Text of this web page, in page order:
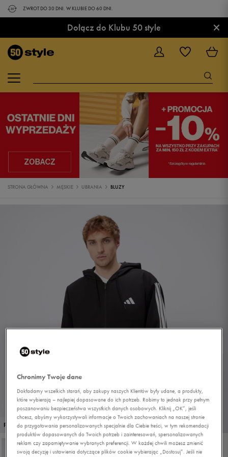
ZWROT DO 30 DNI. W KLUBIE DO 60 DNI.
Dołącz do Klubu 50 style ×
STRONA GŁÓWNA MĘSKIE UBRANIA BLUZY
PROMO: DO -30% 1/4
Chronimy Twoje dane
Dokładamy wszelkich starań, aby zakupy naszych Klientów były udane, a produkty,
które wybierają – najlepiej dopasowane do ich potrzeb. Robimy to jednak przy pełnym
poszanowaniu bezpieczeństwa wszystkich danych osobowych. Kliknij „OK”, jeśli
chcesz, abyśmy wykorzystywali informacje o Twoich zachowaniach na naszej stronie
do przygotowania personalizowanych specjalnie dla Ciebie treści, w tym rekomendacji
produktów dopasowanych do Twoich potrzeb i zainteresowań, spersonalizowanych
reklam czy zapamiętywanie wybranych preferencji. W każdej chwili możesz zmienić
swoją decyzję i ustawienia dotyczące plików cookie wybierając „Dostosuj”. Jeśli nie